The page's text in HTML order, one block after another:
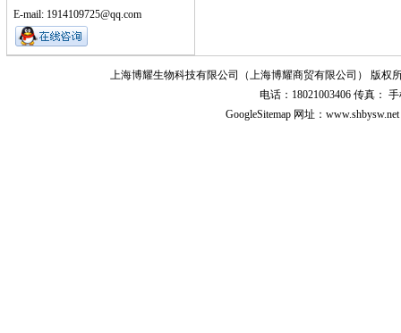
E-mail: 1914109725@qq.com
上海博耀生物科技有限公司（上海博耀商贸有限公司） 版权
电话：18021003406 传真：
GoogleSitemap 网址：